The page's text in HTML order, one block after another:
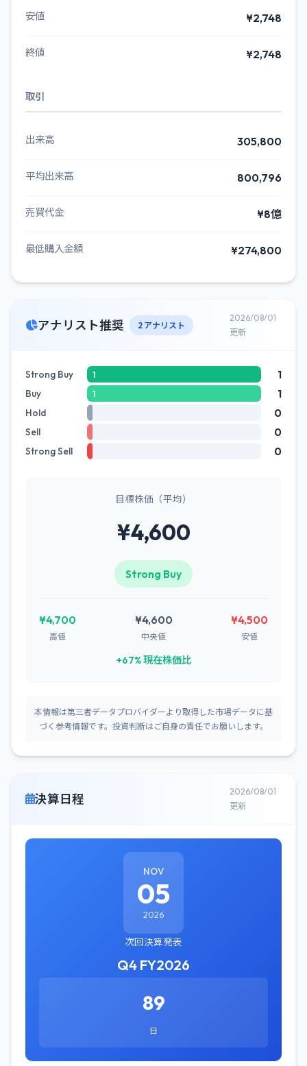
安値 ¥2,748
終値 ¥2,748
取引
出来高 305,800
平均出来高 800,796
売買代金 ¥8億
最低購入金額 ¥274,800
アナリスト推奨 2 アナリスト
2026/08/01
更新
Strong Buy 1 1
Buy 1 1
Hold 0
Sell 0
Strong Sell 0
目標株価（平均）
¥4,600
Strong Buy
¥4,700
高値
¥4,600
中央値
¥4,500
安値
+67% 現在株価比
本情報は第三者データプロバイダーより取得した市場データに基
づく参考情報です。投資判断はご自身の責任でお願いします。
決算日程
2026/08/01
更新
NOV
05
2026
次回決算発表
Q4 FY2026
89
日